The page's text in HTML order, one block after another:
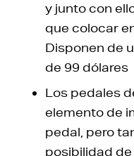
y junto con
que colocar
Disponen de
de 99 dólares
Los pedales
elemento de
pedal, pero
posibilidad